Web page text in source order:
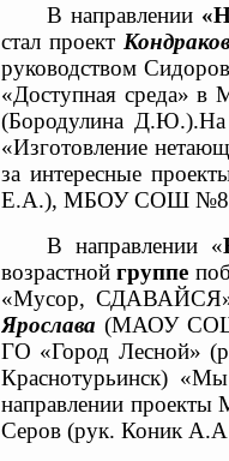
В направлении
стал проект
руководством
«Доступная среда»
(Бородулина Д.Ю.).
«Изготовление
за интересные
Е.А.), МБОУ СОШ №8
В направлении «
возрастнойгруппе
«Мусор, СДАВАЙСЯ»
Ярослава (МАОУ СОШ
ГО «Город Лесной»
Краснотурьинск)
направлении
Серов (рук. Коник